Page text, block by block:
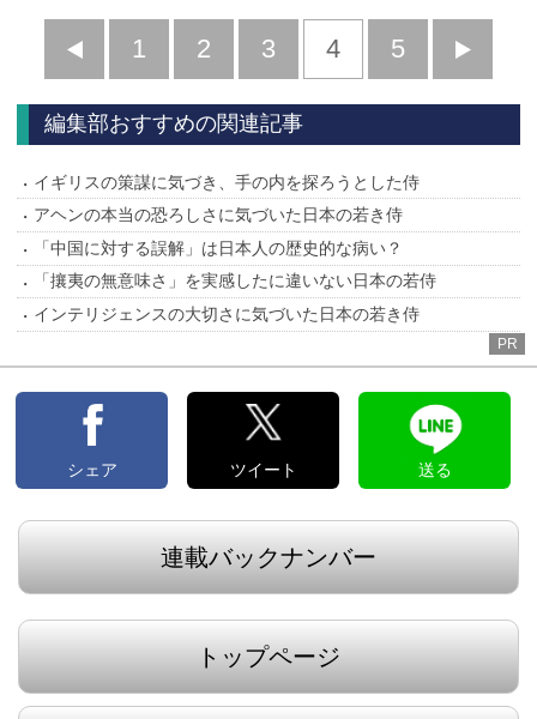
前
へ
1 2 3 4 5
へ
編集部おすすめの関連記事
イギリスの策謀に気づき、手の内を探ろうとした侍
アヘンの本当の恐ろしさに気づいた日本の若き侍
「中国に対する誤解」は日本人の歴史的な病い？
「攘夷の無意味さ」を実感したに違いない日本の若侍
インテリジェンスの大切さに気づいた日本の若き侍
PR
シェア ツイート 送る
連載バックナンバー
トップページ